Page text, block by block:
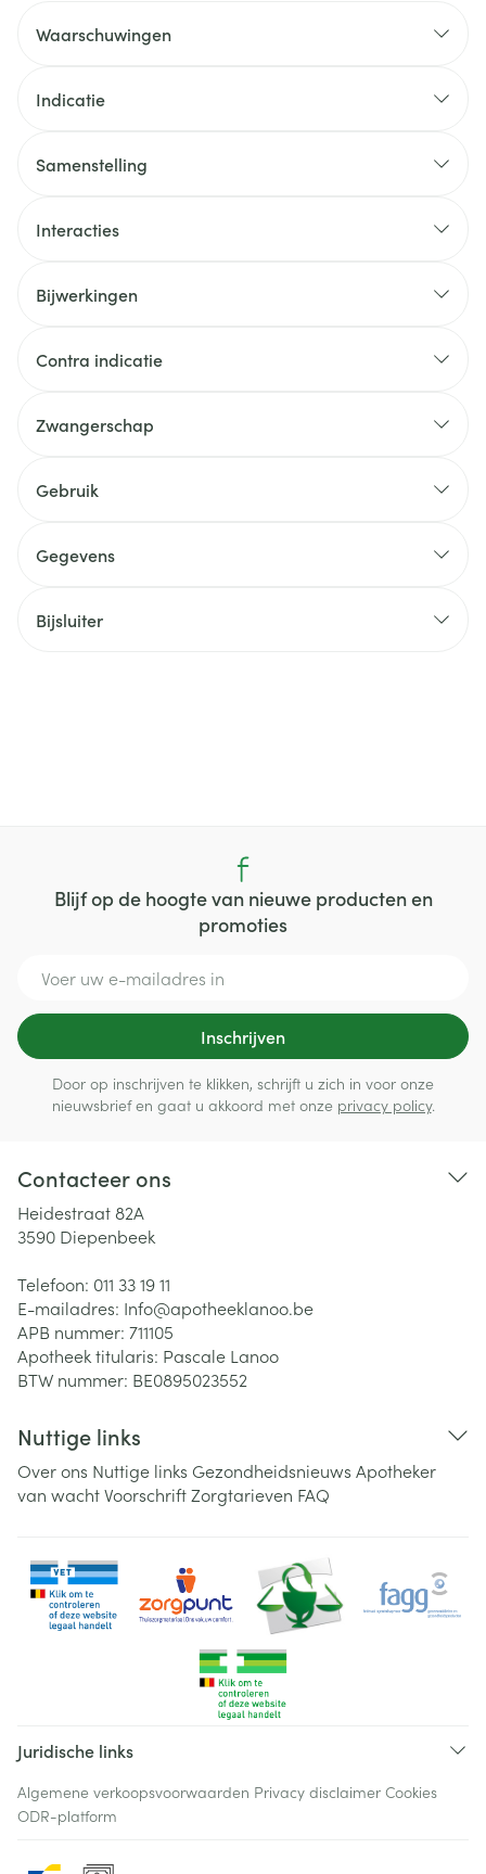
Waarschuwingen
Indicatie
Samenstelling
Interacties
Bijwerkingen
Contra indicatie
Zwangerschap
Gebruik
Gegevens
Bijsluiter
Blijf op de hoogte van nieuwe producten en
promoties
Inschrijven
Door op inschrijven te klikken, schrijft u zich in voor onze
nieuwsbrief en gaat u akkoord met onze privacy policy.
Contacteer ons
Heidestraat 82A
3590 Diepenbeek
Telefoon: 011 33 19 11
E-mailadres: Info@apotheeklanoo.be
APB nummer: 711105
Apotheek titularis: Pascale Lanoo
BTW nummer: BE0895023552
Nuttige links
Over ons Nuttige links Gezondheidsnieuws Apotheker
van wachtVoorschriftZorgtarieven FAQ
Juridische links
Algemene verkoopsvoorwaarden Privacy disclaimer Cookies
ODR-platform